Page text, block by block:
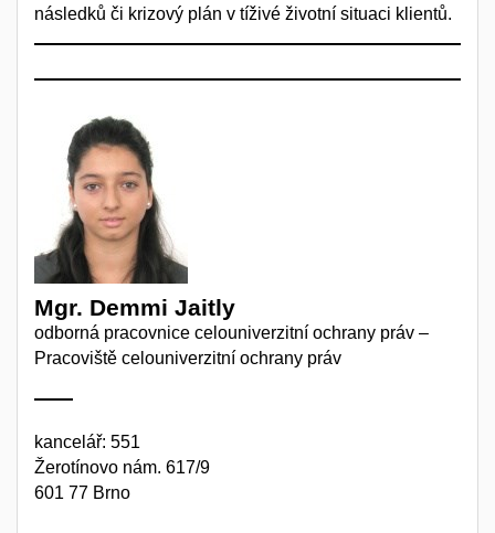
následků či krizový plán v tíživé životní situaci klientů.
Mgr. Demmi Jaitly
odborná pracovnice celouniverzitní ochrany práv –
Pracoviště celouniverzitní ochrany práv
kancelář: 551
Žerotínovo nám. 617/9
601 77 Brno